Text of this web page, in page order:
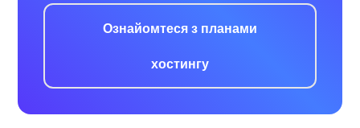
Ознайомтеся з планами
хостингу